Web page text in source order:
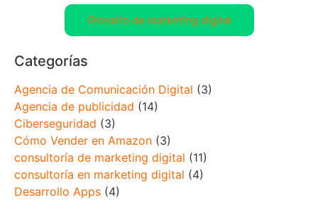
Glosario de marketing digital
Categorías
Agencia de Comunicación Digital (3)
Agencia de publicidad (14)
Ciberseguridad (3)
Cómo Vender en Amazon (3)
consultoría de marketing digital (11)
consultoría en marketing digital (4)
Desarrollo Apps (4)